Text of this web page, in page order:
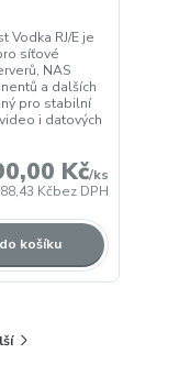
Vodka RJ/E je
síťové
NAS
a dalších
pro stabilní
i datových
Kč/ks
Kčbez DPH
košíku